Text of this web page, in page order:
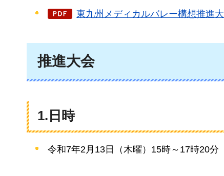
東九州メディカルバレー構想推進
推進大会
1.日時
令和7年2月13日（木曜）15時～17時20分